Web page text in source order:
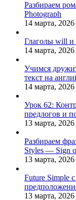
Разбираем
Photograph
14 марта, 2026
Глаголы will и
14 марта, 2026
Учимся
текст на
14 марта, 2026
Урок 62:
предлогов и
13 марта, 2026
Разбираем
Styles — Sign
13 марта, 2026
Future Simple
13 марта, 2026